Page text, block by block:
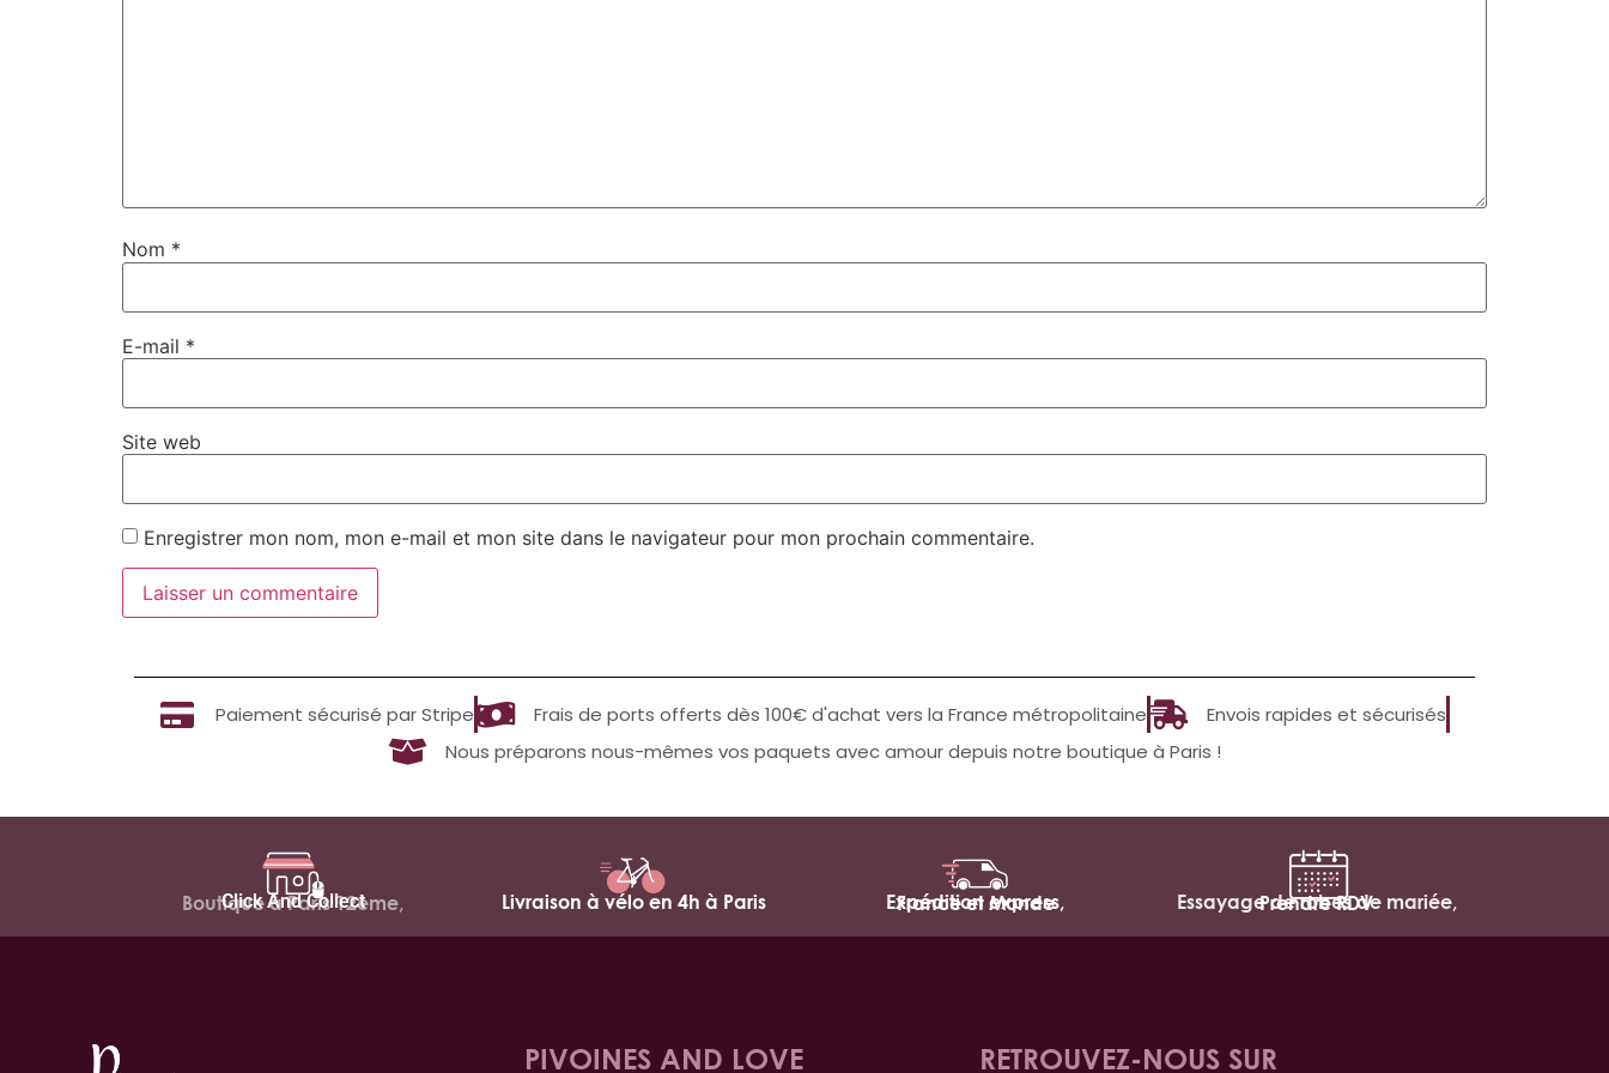
Nom *
E-mail *
Site web
Enregistrer mon nom, mon e-mail et mon site dans le navigateur pour mon prochain commentaire.
Paiement sécurisé par Stripe Frais de ports offerts dès 100€ d'achat vers la France métropolitaine
Envois rapides et sécurisés
Nous préparons nous-mêmes vos paquets avec amour depuis notre boutique à Paris !
Click And Collect
Boutique à Paris 12ème, Livraison à vélo en 4h à Paris Expédition express,
France et Monde Essayage de robes de mariée,
Prendre RDV
PIVOINES AND LOVE RETROUVEZ-NOUS SUR